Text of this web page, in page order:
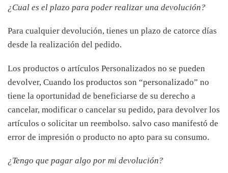
¿Cual es el plazo para poder realizar una devolución?
Para cualquier devolución, tienes un plazo de catorce días
desde la realización del pedido.
Los productos o artículos Personalizados no se pueden
devolver, Cuando los productos son “personalizado” no
tiene la oportunidad de beneficiarse de su derecho a
cancelar, modificar o cancelar su pedido, para devolver los
artículos o solicitar un reembolso. salvo caso manifestó de
error de impresión o producto no apto para su consumo.
¿Tengo que pagar algo por mi devolución?